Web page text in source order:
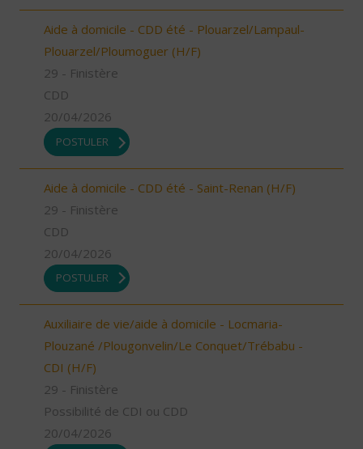
Aide à domicile - CDD été - Plouarzel/Lampaul-
Plouarzel/Ploumoguer (H/F)
29 - Finistère
CDD
20/04/2026
POSTULER
Aide à domicile - CDD été - Saint-Renan (H/F)
29 - Finistère
CDD
20/04/2026
POSTULER
Auxiliaire de vie/aide à domicile - Locmaria-
Plouzané /Plougonvelin/Le Conquet/Trébabu -
CDI (H/F)
29 - Finistère
Possibilité de CDI ou CDD
20/04/2026